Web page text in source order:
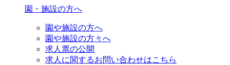
園・施設の方へ
園や施設の方へ
園や施設の方々へ
求人票の公開
求人に関するお問い合わせはこちら